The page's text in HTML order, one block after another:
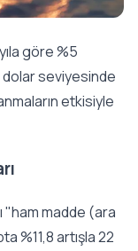
göre %5
dolar seviyesinde
etkisiyle
"ham madde (ara
%11,8 artışla 22